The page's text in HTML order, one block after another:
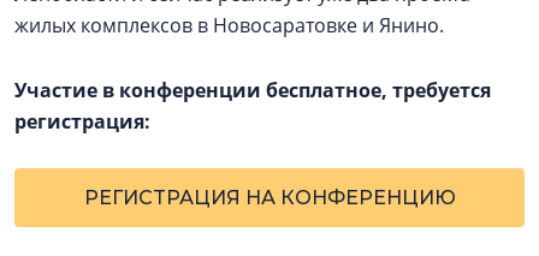
жилых комплексов в Новосаратовке и Янино.
Участие в конференции бесплатное, требуется
регистрация:
РЕГИСТРАЦИЯ НА КОНФЕРЕНЦИЮ